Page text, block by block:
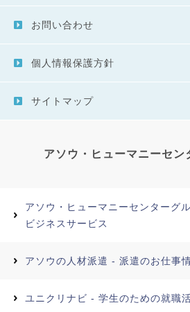
お問い合わせ
個人情報保護方針
サイトマップ
アソウ・ヒューマニーセン
アソウ・ヒューマニーセンターグ
ビジネスサービス
アソウの人材派遣 - 派遣のお仕事
ユニクリナビ - 学生のための就職